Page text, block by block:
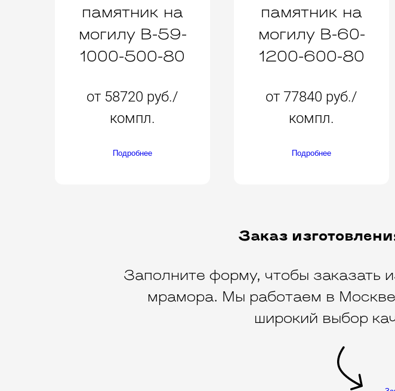
памятник на
могилу B-59-
1000-500-80
от 58720 руб./
компл.
Подробнее
памятник на
могилу B-60-
1200-600-80
от 77840 руб./
компл.
Подробнее
Заказ
Заполните форму, чтобы заказать
мрамора. Мы работаем в
широкий выбор